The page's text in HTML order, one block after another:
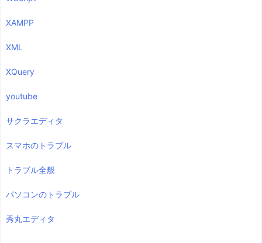
XAMPP
XML
XQuery
youtube
サクラエディタ
スマホのトラブル
トラブル全般
パソコンのトラブル
秀丸エディタ